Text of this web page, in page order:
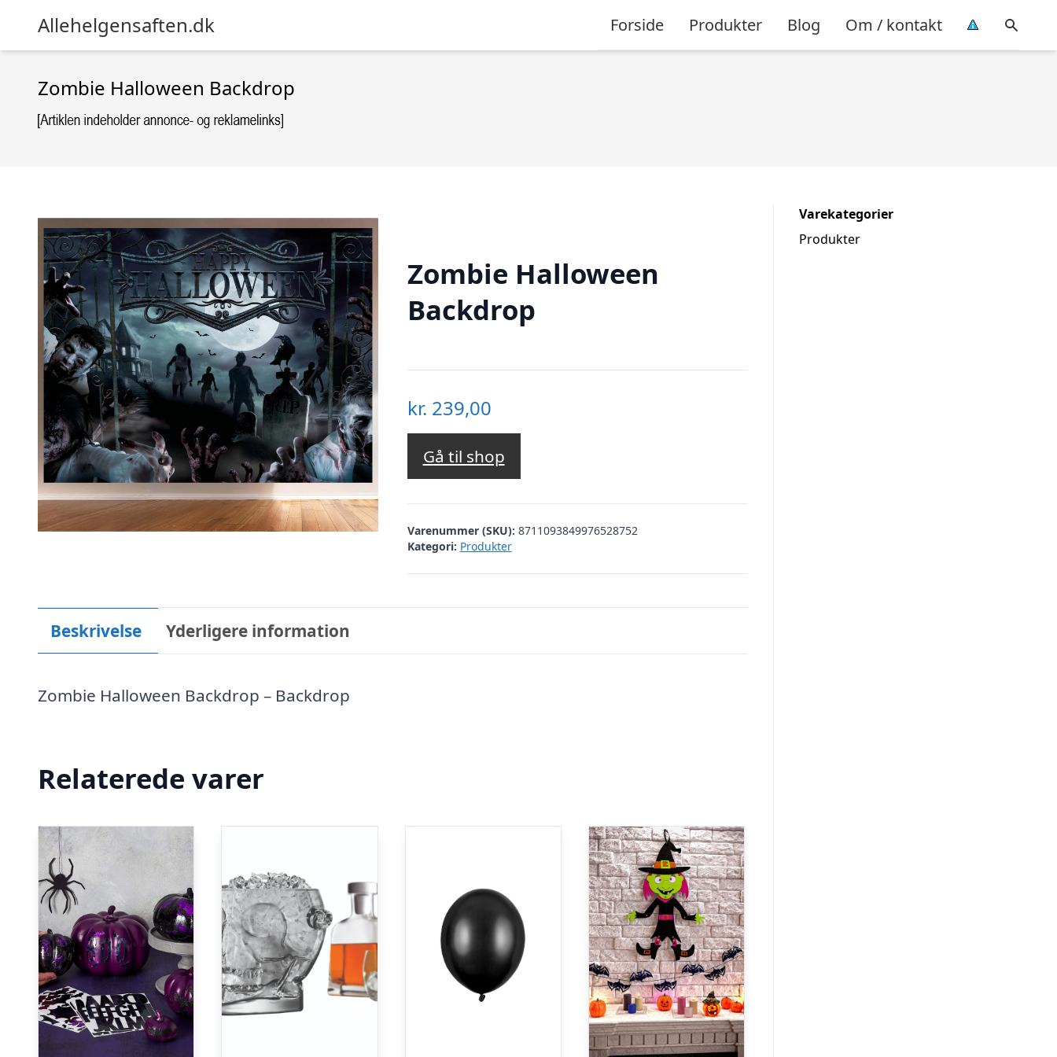
Allehelgensaften.dk Forside Produkter Blog Om / kontakt
Zombie Halloween Backdrop
Zombie Halloween
Backdrop
kr. 239,00
Gå til shop
Varenummer (SKU): 8711093849976528752
Kategori: Produkter
Beskrivelse Yderligere information
Zombie Halloween Backdrop – Backdrop
Relaterede varer
Varekategorier
Produkter